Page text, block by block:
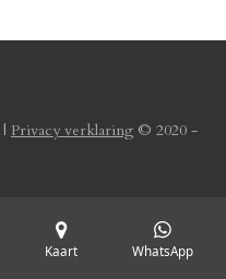
| Privacy verklaring © 2020 -
Kaart WhatsApp